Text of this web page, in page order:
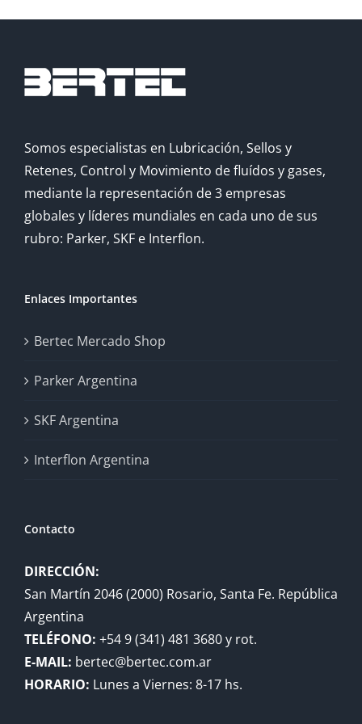
Somos especialistas en Lubricación, Sellos y
Retenes, Control y Movimiento de fluídos y gases,
mediante la representación de 3 empresas
globales y líderes mundiales en cada uno de sus
rubro: Parker, SKF e Interflon.
Enlaces Importantes
Bertec Mercado Shop
Parker Argentina
SKF Argentina
Interflon Argentina
Contacto
DIRECCIÓN:
San Martín 2046 (2000) Rosario, Santa Fe. República
Argentina
TELÉFONO: +54 9 (341) 481 3680 y rot.
E-MAIL: bertec@bertec.com.ar
HORARIO: Lunes a Viernes: 8-17 hs.